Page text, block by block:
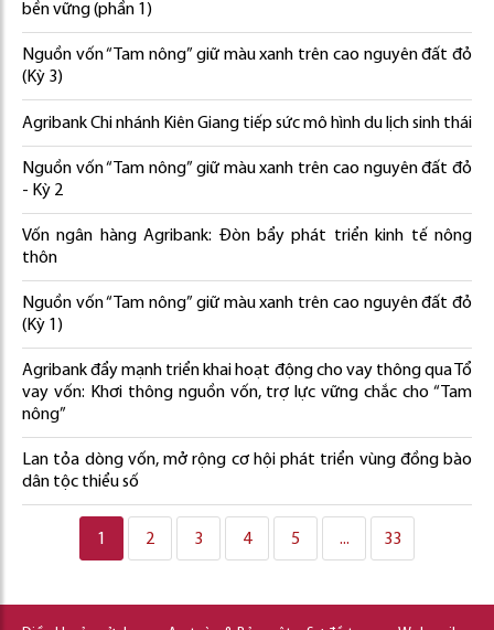
bền vững (phần 1)
Nguồn vốn “Tam nông” giữ màu xanh trên cao nguyên đất đỏ
(Kỳ 3)
Agribank Chi nhánh Kiên Giang tiếp sức mô hình du lịch sinh thái
Nguồn vốn “Tam nông” giữ màu xanh trên cao nguyên đất đỏ
- Kỳ 2
Vốn ngân hàng Agribank: Đòn bẩy phát triển kinh tế nông
thôn
Nguồn vốn “Tam nông” giữ màu xanh trên cao nguyên đất đỏ
(Kỳ 1)
Agribank đẩy mạnh triển khai hoạt động cho vay thông qua Tổ
vay vốn: Khơi thông nguồn vốn, trợ lực vững chắc cho “Tam
nông”
Lan tỏa dòng vốn, mở rộng cơ hội phát triển vùng đồng bào
dân tộc thiểu số
1 2 3 4 5 ... 33